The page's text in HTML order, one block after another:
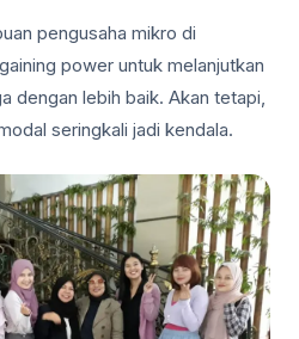
pengusaha mikro di
power untuk melanjutkan
dengan lebih baik. Akan tetapi,
seringkali jadi kendala.